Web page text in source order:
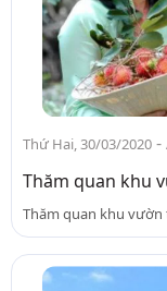
Thứ Hai, 30/03/2020 -
Thăm quan khu
Thăm quan khu vườn